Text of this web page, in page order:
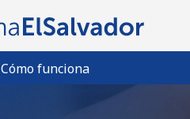
Cómo funciona